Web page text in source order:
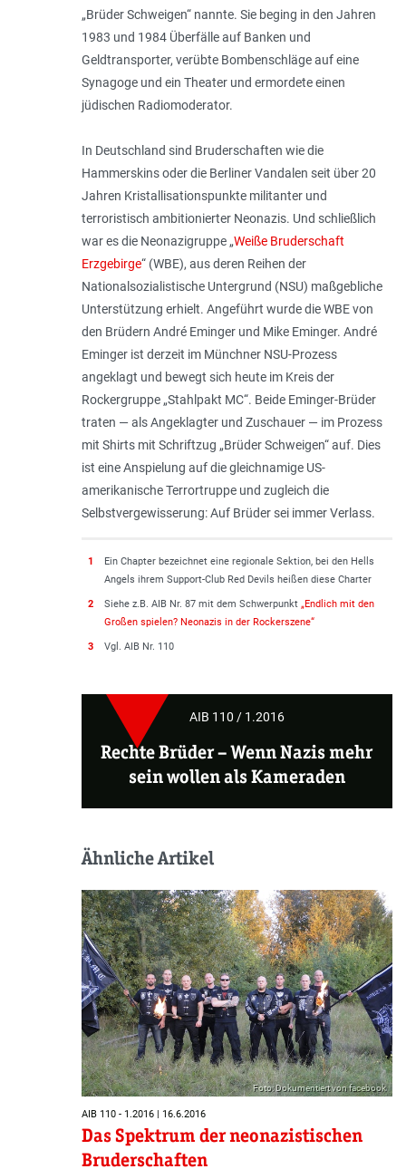
„Brüder Schweigen“ nannte. Sie beging in den Jahren
1983 und 1984 Überfälle auf Banken und
Geldtransporter, verübte Bombenschläge auf eine
Synagoge und ein Theater und ermordete einen
jüdischen Radiomoderator.
In Deutschland sind Bruderschaften wie die
Hammerskins oder die Berliner Vandalen seit über 20
Jahren Kristallisationspunkte militanter und
terroristisch ambitionierter Neonazis. Und schließlich
war es die Neonazigruppe „Weiße Bruderschaft
Erzgebirge“ (WBE), aus deren Reihen der
Nationalsozialistische Untergrund (NSU) maßgebliche
Unterstützung erhielt. Angeführt wurde die WBE von
den Brüdern André Eminger und Mike Eminger. André
Eminger ist derzeit im Münchner NSU-Prozess
angeklagt und bewegt sich heute im Kreis der
Rockergruppe „Stahlpakt MC“. Beide Eminger-Brüder
traten — als Angeklagter und Zuschauer — im Prozess
mit Shirts mit Schriftzug „Brüder Schweigen“ auf. Dies
ist eine Anspielung auf die gleichnamige US-
amerikanische Terrortruppe und zugleich die
Selbstvergewisserung: Auf Brüder sei immer Verlass.
1
Ein Chapter bezeichnet eine regionale Sektion, bei den Hells
Angels ihrem Support-Club Red Devils heißen diese Charter
2 Siehe z.B. AIB Nr. 87 mit dem Schwerpunkt „Endlich mit den
Großen spielen? Neonazis in der Rockerszene“
3 Vgl. AIB Nr. 110
AIB 110 / 1.2016
Rechte Brüder– Wenn Nazis mehr
sein wollen als Kameraden
Ähnliche Artikel
Foto: Dokumentiert von facebook
AIB 110 - 1.2016 | 16.6.2016
Das Spektrum der neonazistischen
Bruderschaften